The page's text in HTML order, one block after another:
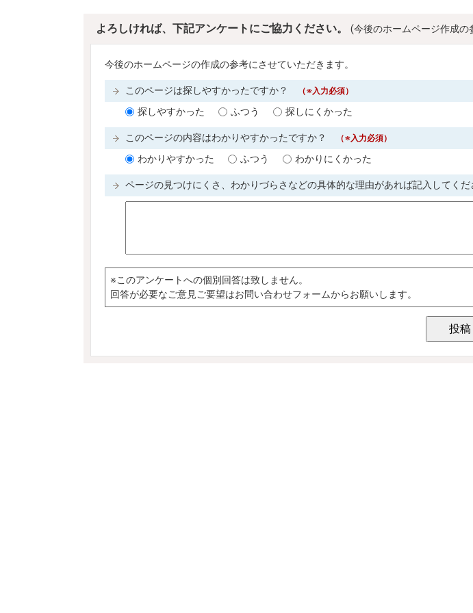
よろしければ、下記アンケートにご協力ください。 (今後のホームページ作成の
今後のホームページの作成の参考にさせていただきます。
このページは探しやすかったですか？ （※入力必須）
探しやすかった ふつう 探しにくかった
このページの内容はわかりやすかったですか？ （※入力必須）
わかりやすかった ふつう わかりにくかった
ページの見つけにくさ、わかりづらさなどの具体的な理由があれば記入してくだ
※このアンケートへの個別回答は致しません。
回答が必要なご意見ご要望はお問い合わせフォームからお願いします。